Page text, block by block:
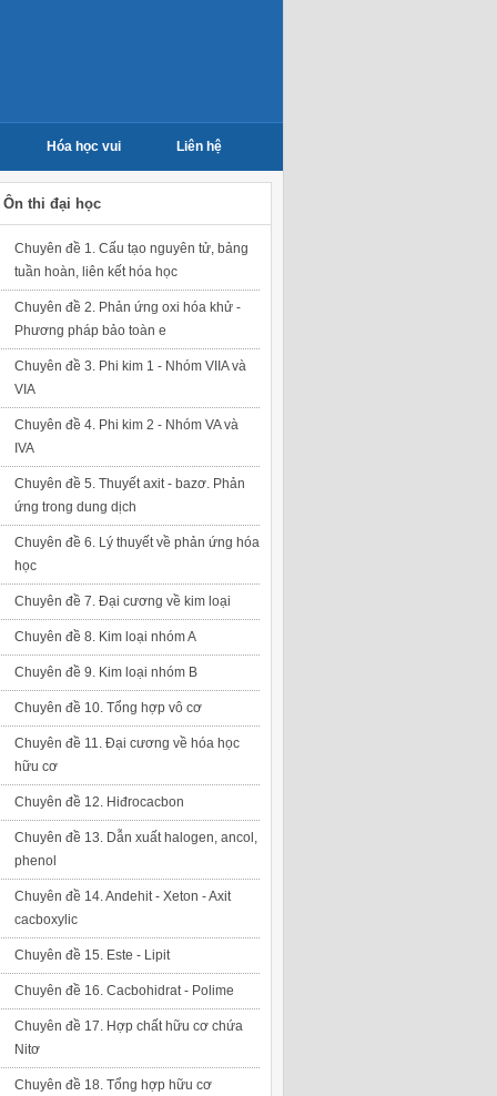
Hóa học vui Liên hệ
Ôn thi đại học
Chuyên đề 1. Cấu tạo nguyên tử, bảng
tuần hoàn, liên kết hóa học
Chuyên đề 2. Phản ứng oxi hóa khử -
Phương pháp bảo toàn e
Chuyên đề 3. Phi kim 1 - Nhóm VIIA và
VIA
Chuyên đề 4. Phi kim 2 - Nhóm VA và
IVA
Chuyên đề 5. Thuyết axit - bazơ. Phản
ứng trong dung dịch
Chuyên đề 6. Lý thuyết về phản ứng hóa
học
Chuyên đề 7. Đại cương về kim loại
Chuyên đề 8. Kim loại nhóm A
Chuyên đề 9. Kim loại nhóm B
Chuyên đề 10. Tổng hợp vô cơ
Chuyên đề 11. Đại cương về hóa học
hữu cơ
Chuyên đề 12. Hiđrocacbon
Chuyên đề 13. Dẫn xuất halogen, ancol,
phenol
Chuyên đề 14. Andehit - Xeton - Axit
cacboxylic
Chuyên đề 15. Este - Lipit
Chuyên đề 16. Cacbohidrat - Polime
Chuyên đề 17. Hợp chất hữu cơ chứa
Nitơ
Chuyên đề 18. Tổng hợp hữu cơ